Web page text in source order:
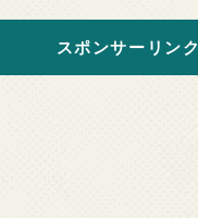
スポンサーリンク